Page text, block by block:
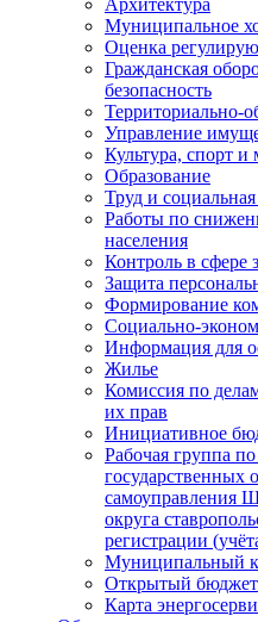
Архитектура
Муниципальное
Оценка
Гражданская
безопасность
Территориально-
Управление
Культура, спорт
Образование
Труд и
Работы по
населения
Контроль в сфере
Защита
Формирование
Социально-
Информация для
Жилье
Комиссия по
их прав
Инициативное
Рабочая группа
государственных
самоуправления
округа
регистрации
Муниципальный
Открытый бюджет
Карта